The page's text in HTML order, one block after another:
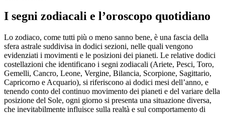
I segni zodiacali e l’oroscopo quotidiano
Lo zodiaco, come tutti più o meno sanno bene, è una fascia della
sfera astrale suddivisa in dodici sezioni, nelle quali vengono
evidenziati i movimenti e le posizioni dei pianeti. Le relative dodici
costellazioni che identificano i segni zodiacali (Ariete, Pesci, Toro,
Gemelli, Cancro, Leone, Vergine, Bilancia, Scorpione, Sagittario,
Capricorno e Acquario), si riferiscono ai dodici mesi dell’anno, e
tenendo conto del continuo movimento dei pianeti e del variare della
posizione del Sole, ogni giorno si presenta una situazione diversa,
che inevitabilmente influisce sulla realtà e sul comportamento di